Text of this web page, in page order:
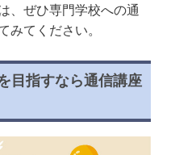
、ぜひ専門学校への通
みてください。
目指すなら通信講座